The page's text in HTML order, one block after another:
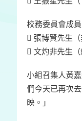
校務委員會成員
 張博賢先生
 文灼非先生（
小組召集人黃
們今天已再次
映。｣